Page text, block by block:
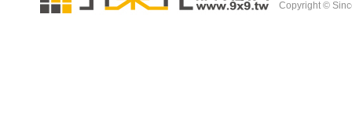
Copyright ©